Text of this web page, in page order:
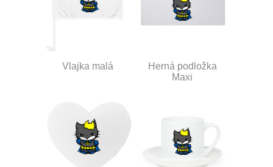
Vlajka malá
Herná podložka
Maxi